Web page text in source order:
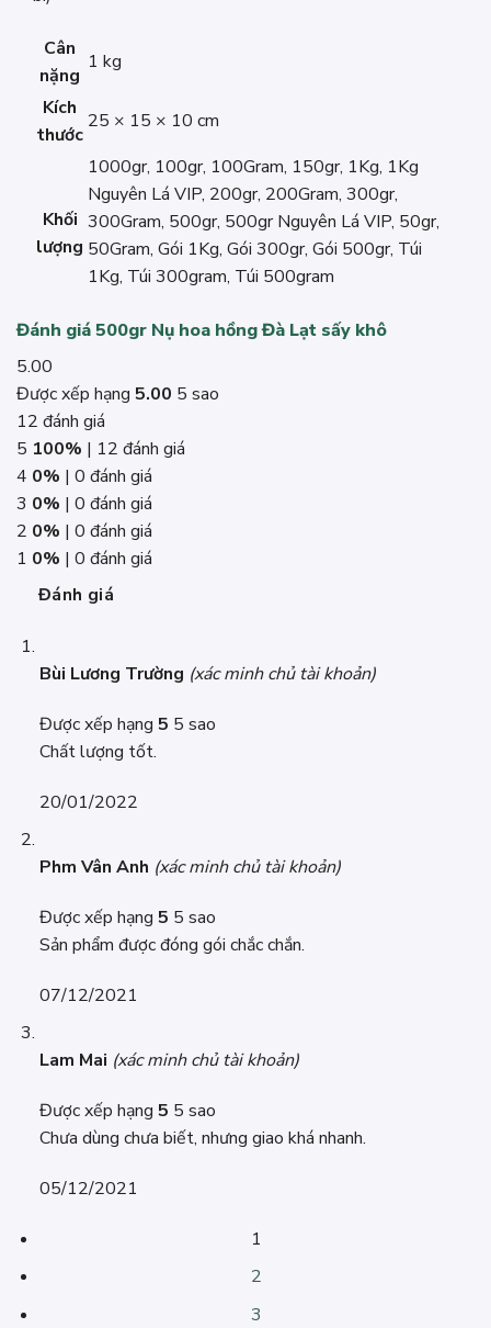
Cân
nặng
1 kg
Kích
thước
25 × 15 × 10 cm
Khối
lượng
1000gr, 100gr, 100Gram, 150gr, 1Kg, 1Kg
Nguyên Lá VIP, 200gr, 200Gram, 300gr,
300Gram, 500gr, 500gr Nguyên Lá VIP, 50gr,
50Gram, Gói 1Kg, Gói 300gr, Gói 500gr, Túi
1Kg, Túi 300gram, Túi 500gram
Đánh giá 500gr Nụ hoa hồng Đà Lạt sấy khô
5.00
Được xếp hạng 5.00 5 sao
12 đánh giá
5 100% | 12 đánh giá
4 0% | 0 đánh giá
3 0% | 0 đánh giá
2 0% | 0 đánh giá
1 0% | 0 đánh giá
Đánh giá
Bùi Lương Trường (xác minh chủ tài khoản)
Được xếp hạng 5 5 sao
Chất lượng tốt.
20/01/2022
Phm Vân Anh (xác minh chủ tài khoản)
Được xếp hạng 5 5 sao
Sản phẩm được đóng gói chắc chắn.
07/12/2021
Lam Mai (xác minh chủ tài khoản)
Được xếp hạng 5 5 sao
Chưa dùng chưa biết, nhưng giao khá nhanh.
05/12/2021
1
2
3